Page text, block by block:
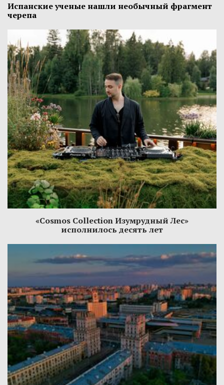
Испанские ученые нашли необычный фрагмент
черепа
«Cosmos Collection Изумрудный Лес»
исполнилось десять лет